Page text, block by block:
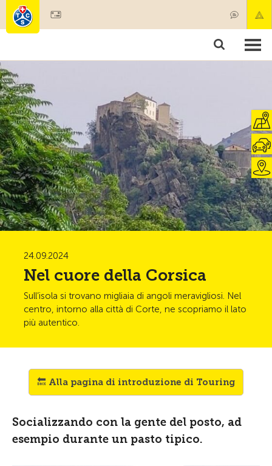
Societariato & prestazioni
Test, sicurezza & salute
24.09.2024
Nel cuore della Corsica
Sull’isola si trovano migliaia di angoli meravigliosi. Nel
centro, intorno alla città di Corte, ne scopriamo il lato
più autentico.
🔙 Alla pagina di introduzione di Touring
Socializzando con la gente del posto, ad
esempio durante un pasto tipico.